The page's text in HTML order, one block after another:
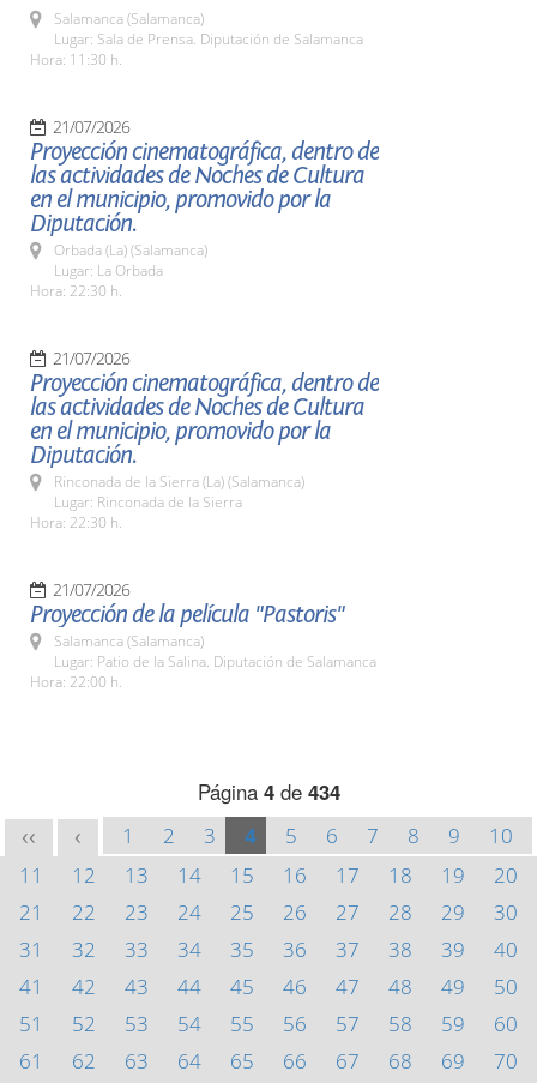
Salamanca (Salamanca)
Lugar: Sala de Prensa. Diputación de Salamanca
Hora: 11:30 h.
21/07/2026
Proyección cinematográfica, dentro de
las actividades de Noches de Cultura
en el municipio, promovido por la
Diputación.
Orbada (La) (Salamanca)
Lugar: La Orbada
Hora: 22:30 h.
21/07/2026
Proyección cinematográfica, dentro de
las actividades de Noches de Cultura
en el municipio, promovido por la
Diputación.
Rinconada de la Sierra (La) (Salamanca)
Lugar: Rinconada de la Sierra
Hora: 22:30 h.
21/07/2026
Proyección de la película "Pastoris"
Salamanca (Salamanca)
Lugar: Patio de la Salina. Diputación de Salamanca
Hora: 22:00 h.
Página 4de 434
<< < 1 2 3 4 5 6 7 8 9
10
11
12 13 14 15 16 17 18 19
20
21
22 23 24 25 26 27 28 29
30
31
32 33 34 35 36 37 38 39
40
41
42 43 44 45 46 47 48 49
50
51
52 53 54 55 56 57 58 59
60
61
62 63 64 65 66 67 68 69
70